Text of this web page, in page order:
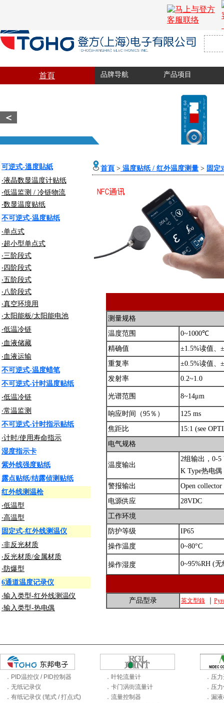
首頁 品牌导航 产品项目
＜
可逆式-溫度貼紙
‧液晶数显温度计贴纸
‧低温监测 / 冷链物流
‧数显温度贴纸
不可逆式-温度贴纸
‧单点式
‧超小型单点式
‧三阶段式
‧四阶段式
‧五阶段式
‧八阶段式
‧真空环境用
‧太阳能板/太阳能电池
‧低温冷链
‧血液储藏
‧血液运输
不可逆式-温度蜡笔
不可逆式-计时温度贴纸
‧低温冷链
‧常温监测
不可逆式-计时指示贴纸
‧计时/使用寿命指示
湿度指示卡
紫外线强度贴纸
露点贴纸/结露侦测贴纸
红外线测温枪
‧低温型
‧高温型
固定式-红外线测温仪
‧非反光材质
‧反光材质/金属材质
‧防爆型
6通道温度记录仪
‧输入类型-红外线测温仪
‧输入类型-热电偶
首頁 > 温度贴纸 / 红外温度测量 > 固定
测量规格
温度范围
0~1000℃
精确值
±1.5%读值
重复率
±0.5%读值
发射率
0.2~1.0
光谱范围 8~14μm
响应时间（95％）
125 ms
焦距比
15:1 (see
电气规格
温度输出
2组输出，0-5
K Type热电偶
警报输出
Open
电源供应
28VDC
工作环境
防护等级
IP65
操作温度
0~80°C
操作湿度 0~95%RH (
产品型录 英文型錄
．PID温控仪 / PID控制器
．无纸记录仪
．有纸记录仪 (笔式 / 打点式)
．叶轮流量计
．卡门涡街流量计
．流量控制器
．压
．压
．漏